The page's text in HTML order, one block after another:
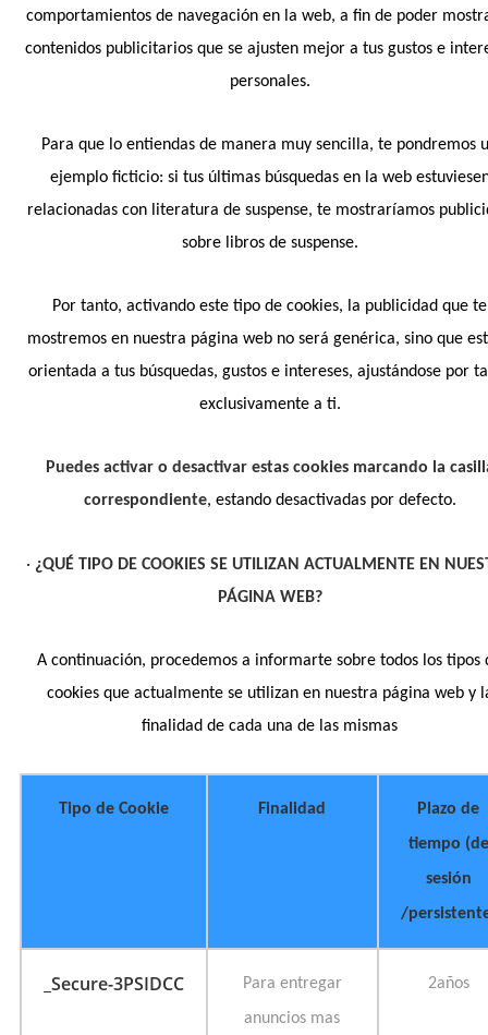
comportamientos de navegación en la web, a fin de poder
contenidos publicitarios que se ajusten mejor a tus gustos e
personales.
Para que lo entiendas de manera muy sencilla, te pondremos
ejemplo ficticio: si tus últimas búsquedas en la web
relacionadas con literatura de suspense, te mostraríamos
sobre libros de suspense.
Por tanto, activando este tipo de cookies, la publicidad que te
mostremos en nuestra página web no será genérica, sino que
orientada a tus búsquedas, gustos e intereses, ajustándose por
exclusivamente a ti.
Puedes activar o desactivar estas cookies marcando la
correspondiente, estando desactivadas por defecto.
• ¿QUÉ TIPO DE COOKIES SE UTILIZAN ACTUALMENTE EN
PÁGINA WEB?
A continuación, procedemos a informarte sobre todos los tipos
cookies que actualmente se utilizan en nuestra página web y
finalidad de cada una de las mismas
Tipo de Cookie Finalidad
Plazo de
tiempo (de
sesión
/
_Secure-3PSIDCC
Para entregar
anuncios mas
2años